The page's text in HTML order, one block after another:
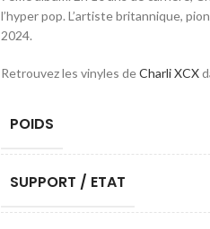
l’hyper pop. L’artiste britannique,
2024.
Retrouvez les vinyles deCharli XCX
POIDS
SUPPORT / ETAT